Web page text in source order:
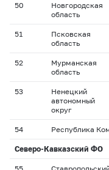
50
Новгородская
область
51
Псковская
область
52
Мурманская
область
53
Ненецкий
автономный
округ
54 Республика
Северо-Кавказский ФО